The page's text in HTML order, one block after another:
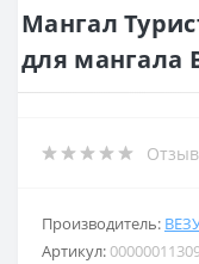
Мангал
для мангала
Производитель:
Артикул: